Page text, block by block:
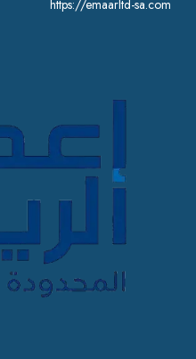
https://emaarltd-sa.com